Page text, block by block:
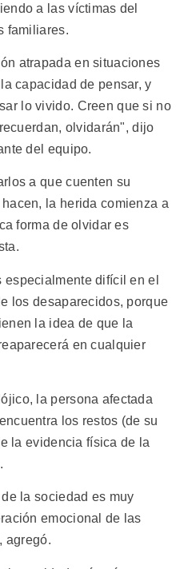
a las víctimas del
familiares.
atrapada en situaciones
capacidad de pensar, y
lo vivido. Creen que si no
olvidarán", dijo
del equipo.
a que cuenten su
la herida comienza a
forma de olvidar es
especialmente difícil en el
los desaparecidos, porque
la idea de que la
en cualquier
la persona afectada
los restos (de su
la evidencia física de la
la sociedad es muy
emocional de las
agregó.